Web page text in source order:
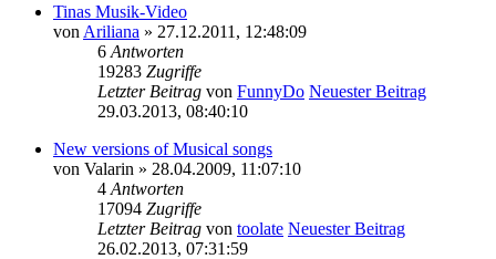
Tinas Musik-Video
von Ariliana » 27.12.2011, 12:48:09
6 Antworten
19283 Zugriffe
Letzter Beitrag von FunnyDo Neuester Beitrag
29.03.2013, 08:40:10
New versions of Musical songs
von Valarin » 28.04.2009, 11:07:10
4 Antworten
17094 Zugriffe
Letzter Beitrag von toolate Neuester Beitrag
26.02.2013, 07:31:59